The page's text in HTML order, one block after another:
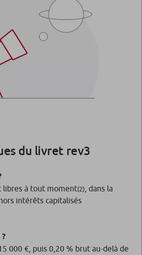
du livret rev3
libres à tout moment(2) , dans la
intérêts capitalisés
000 €, puis 0,20 % brut au-delà de